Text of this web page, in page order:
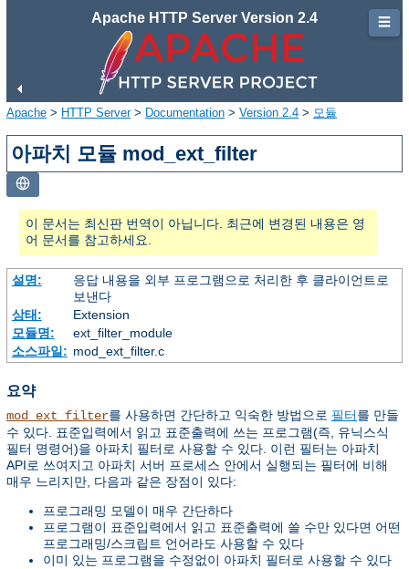
Apache HTTP Server Version 2.4
Apache > HTTP Server> Documentation > Version 2.4 > 모듈
아파치 모듈 mod_ext_filter
이 문서는 최신판 번역이 아닙니다. 최근에 변경된 내용은 영
어 문서를 참고하세요.
설명:
응답 내용을 외부 프로그램으로 처리한 후 클라이언트로
보낸다
상태:
Extension
모듈명:
ext_filter_module
소스파일: mod_ext_filter.c
요약
mod_ext_filter를 사용하면 간단하고 익숙한 방법으로 필터를 만들
수 있다. 표준입력에서 읽고 표준출력에 쓰는 프로그램(즉, 유닉스식
필터 명령어)을 아파치 필터로 사용할 수 있다. 이런 필터는 아파치
API로 쓰여지고 아파치 서버 프로세스 안에서 실행되는 필터에 비해
매우 느리지만, 다음과 같은 장점이 있다:
프로그래밍 모델이 매우 간단하다
프로그램이 표준입력에서 읽고 표준출력에 쓸 수만 있다면 어떤
프로그래밍/스크립트 언어라도 사용할 수 있다
이미 있는 프로그램을 수정없이 아파치 필터로 사용할 수 있다
☰